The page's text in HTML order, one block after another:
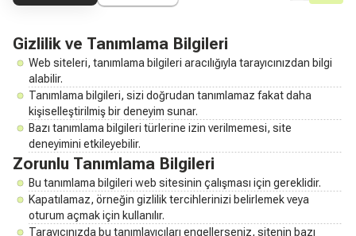
Gizlilik ve Tanımlama Bilgileri
Web siteleri, tanımlama bilgileri aracılığıyla tarayıcınızdan bilgi
alabilir.
Tanımlama bilgileri, sizi doğrudan tanımlamaz fakat daha
kişiselleştirilmiş bir deneyim sunar.
Bazı tanımlama bilgileri türlerine izin verilmemesi, site
deneyimini etkileyebilir.
Zorunlu Tanımlama Bilgileri
Bu tanımlama bilgileri web sitesinin çalışması için gereklidir.
Kapatılamaz, örneğin gizlilik tercihlerinizi belirlemek veya
oturum açmak için kullanılır.
Tarayıcınızda bu tanımlayıcıları engellerseniz, sitenin bazı